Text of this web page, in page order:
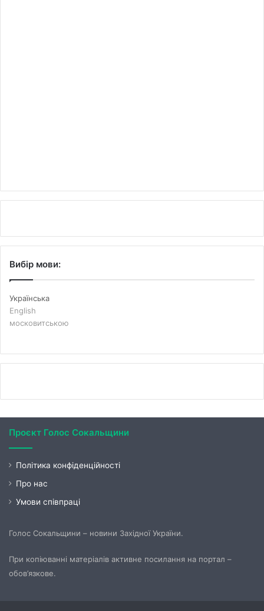
Вибір мови:
Українська
English
московитською
Проєкт Голос Сокальщини
Політика конфіденційності
Про нас
Умови співпраці
Голос Сокальщини – новини Західної України.
При копіюванні матеріалів активне посилання на портал –
обов’язкове.